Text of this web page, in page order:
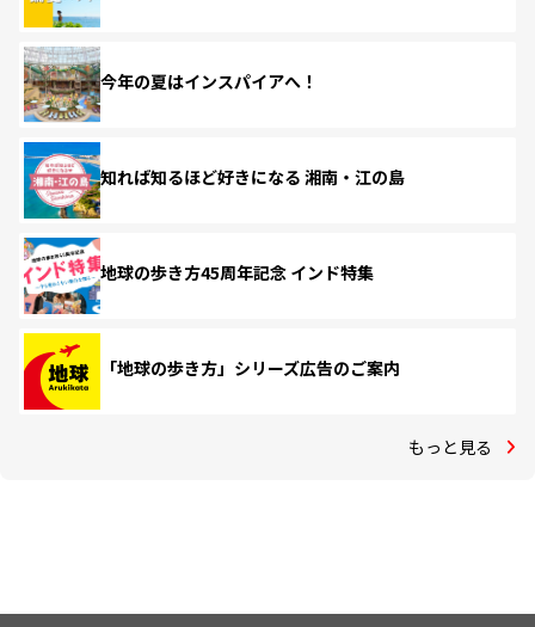
今年の夏はインスパイアへ！
知れば知るほど好きになる 湘南・江の島
地球の歩き方45周年記念 インド特集
「地球の歩き方」シリーズ広告のご案内
もっと見る